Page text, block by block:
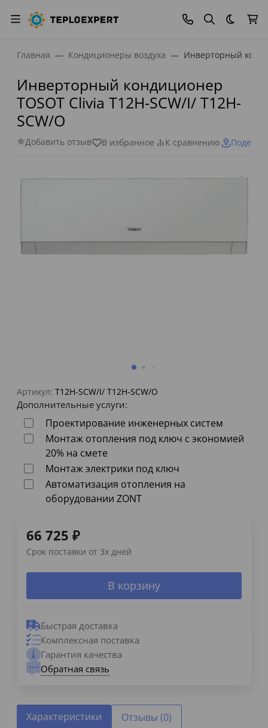
Темная
Главная Кондиционеры воздуха Инверторный
Инверторный кондиционер
TOSOT Clivia T12H-SCW/I/ T12H-
SCW/O
Добавить отзыв В избранное К сравнению
Артикул: T12H-SCW/I/ T12H-SCW/O
Дополнительные услуги:
Проектирование инженерных систем
Монтаж отопления под ключ с экономией
20% на смете
Монтаж электрики под ключ
Автоматизация отопления на
оборудовании ZONT
66 725 ₽
Срок поставки от 3х дней
В корзину
Быстрая доставка
Комплексная поставка
Гарантия качества
Обратная связь
Характеристики Отзывы (0)